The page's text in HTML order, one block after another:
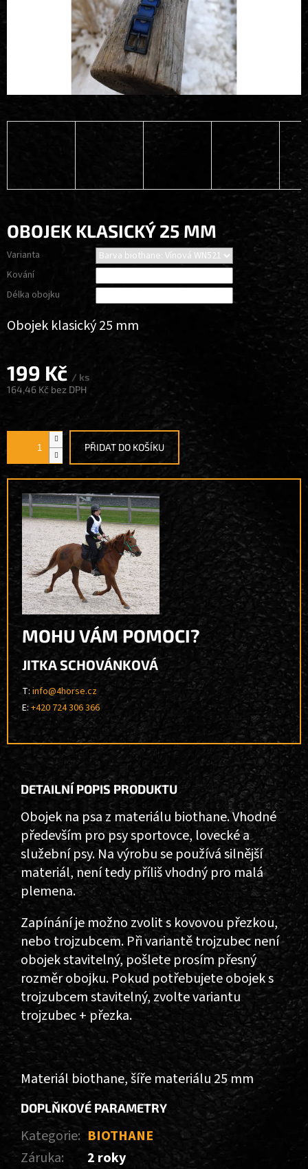
OBOJEK KLASICKÝ 25 MM
199 Kč / ks
164,46 Kč bez DPH
Varianta
Kování
Délka obojku
PŘIDAT DO KOŠÍKU
MOHU VÁM POMOCI?
JITKA SCHOVÁNKOVÁ
T: info@4horse.cz
E:+420 724 306 366
Obojek klasický 25 mm
DETAILNÍ POPIS PRODUKTU
Obojek na psa z materiálu biothane. Vhodné
především pro psy sportovce, lovecké a
služební psy. Na výrobu se používá silnější
materiál, není tedy příliš vhodný pro malá
plemena.
Zapínání je možno zvolit s kovovou přezkou,
nebo trojzubcem.Při variantě trojzubec není
obojek stavitelný, pošlete prosím přesný
rozměr obojku. Pokud potřebujete obojek s
trojzubcem stavitelný, zvolte variantu
trojzubec + přezka.
Materiál biothane, šíře materiálu 25 mm
DOPLŇKOVÉ PARAMETRY
Kategorie: BIOTHANE
Záruka: 2 roky